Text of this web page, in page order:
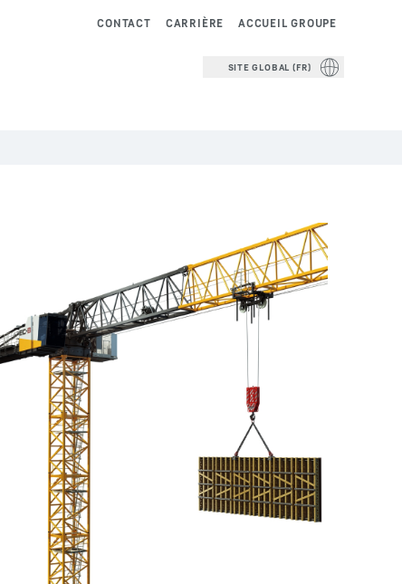
ACCUEIL GROUPE
CARRIÈRE
CONTACT
SITE GLOBAL (FR)